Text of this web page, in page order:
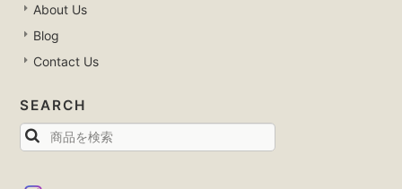
About Us
Blog
Contact Us
SEARCH